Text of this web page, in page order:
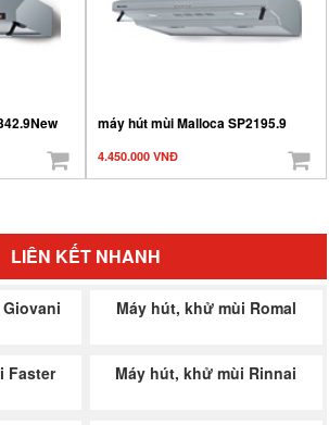
máy hút mùi Malloca SP2195.9
4.450.000 VNĐ
LIÊN KẾT NHANH
Máy hút, khử mùi Romal
Faster Máy hút, khử mùi Rinnai